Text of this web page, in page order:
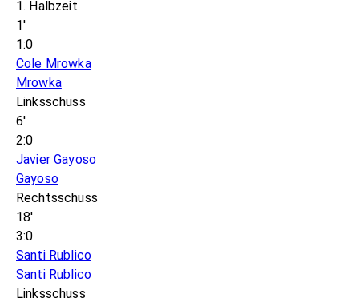
1. Halbzeit
1'
1:0
Cole Mrowka
Mrowka
Linksschuss
6'
2:0
Javier Gayoso
Gayoso
Rechtsschuss
18'
3:0
Santi Rublico
Santi Rublico
Linksschuss